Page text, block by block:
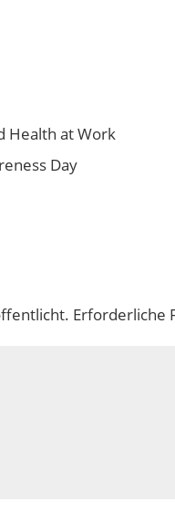
Health at Work
Day
Erforderliche